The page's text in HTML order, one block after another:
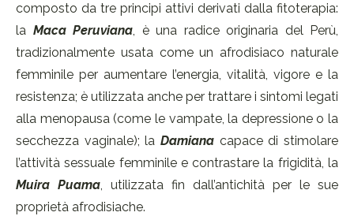
composto da tre principi attivi derivati dalla fitoterapia:
la Maca Peruviana, è una radice originaria del Perù,
tradizionalmente usata come un afrodisiaco naturale
femminile per aumentare l’energia, vitalità, vigore e la
resistenza; è utilizzata anche per trattare i sintomi legati
alla menopausa (come le vampate, la depressione o la
secchezza vaginale); la Damiana capace di stimolare
l’attività sessuale femminile e contrastare la frigidità, la
Muira Puama, utilizzata fin dall’antichità per le sue
proprietà afrodisiache.